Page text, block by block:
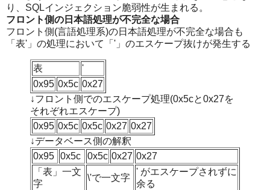
り、SQLインジェクション脆弱性が生まれる。
フロント側の日本語処理が不完全な場合
フロント側(言語処理系)の日本語処理が不完全な場合も
「表'」の処理において「'」のエスケープ抜けが発生する
表
'
0x95 0x5c 0x27
↓フロント側でのエスケープ処理(0x5cと0x27を
それぞれエスケープ)
0x95 0x5c 0x5c 0x27 0x27
↓データベース側の解釈
0x95 0x5c 0x5c 0x27 0x27
「表」一文
字
\'で一文字
' がエスケープされずに
余る